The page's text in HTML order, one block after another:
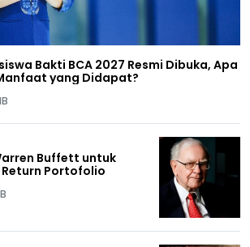
Bakti BCA 2027 Resmi Dibuka, Apa
yang Didapat?
Buffett untuk
Portofolio